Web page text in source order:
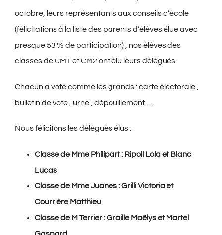
octobre, leurs représentants aux conseils d’école
(félicitations à la liste des parents d’élèves élue avec
presque 53 % de participation) , nos élèves des
classes de CM1 et CM2 ont élu leurs délégués.
Chacun a voté comme les grands : carte électorale ,
bulletin de vote , urne , dépouillement ….
Nous félicitons les délégués élus :
Classe de Mme Philipart : Ripoll Lola et Blanc
Lucas
Classe de Mme Juanes : Grilli Victoria et
Courrière Matthieu
Classe de M Terrier : Graille Maëlys et Martel